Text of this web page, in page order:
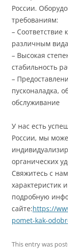
России.
требованиям:
– Соответствие
различным
– Высокая
стабильность
–
пусконаладка,
обслуживание
У нас есть
России, мы
органических
Свяжитесь с
характеристик
подробную
сайте:https://
pomet-kak-
This entry was